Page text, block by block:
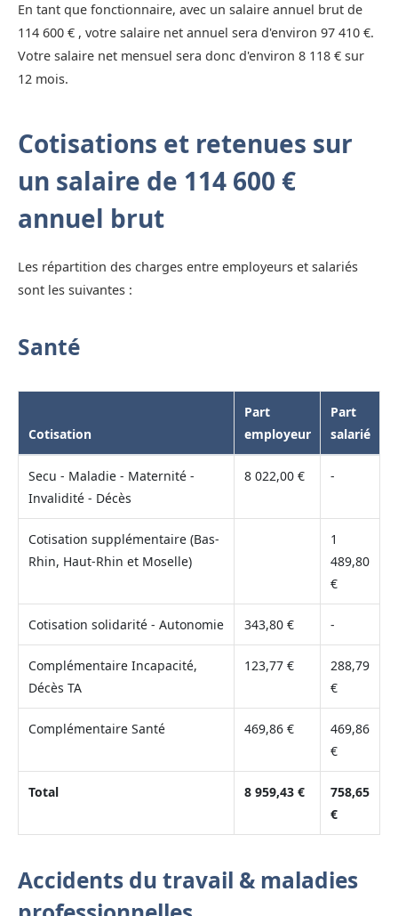
En tant que fonctionnaire, avec un salaire annuel brut de
114 600 € , votre salaire net annuel sera d'environ 97 410 €.
Votre salaire net mensuel sera donc d'environ 8 118 € sur
12 mois.
Cotisations et retenues sur
un salaire de 114 600 €
annuel brut
Les répartition des charges entre employeurs et salariés
sont les suivantes :
Santé
Cotisation
Part
employeur
Part
salarié
Secu - Maladie - Maternité -
Invalidité - Décès
8 022,00 € -
Cotisation supplémentaire (Bas-
Rhin, Haut-Rhin et Moselle)
1
489,80
€
Cotisation solidarité - Autonomie 343,80 € -
Complémentaire Incapacité,
Décès TA
123,77 €
288,79
€
Complémentaire Santé 469,86 €
469,86
€
Total 8 959,43 €
758,65
€
Accidents du travail & maladies